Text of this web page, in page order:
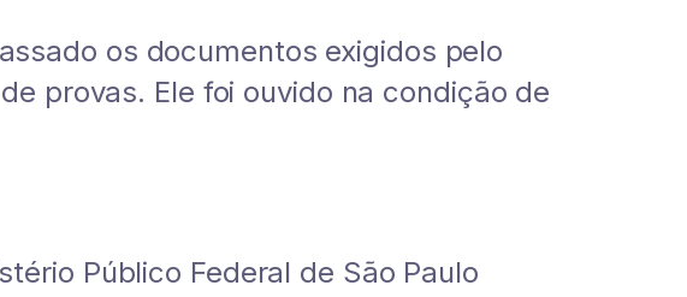
os documentos exigidos pelo
provas. Ele foi ouvido na condição de
Público Federal de São Paulo